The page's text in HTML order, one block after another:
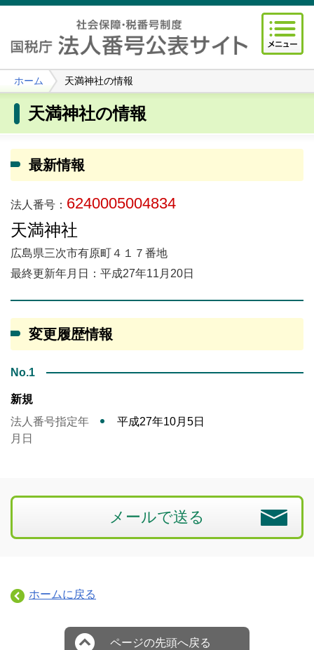
ホーム 天満神社の情報
天満神社の情報
最新情報
法人番号： 6240005004834
天満神社
広島県三次市有原町４１７番地
最終更新年月日：平成27年11月20日
変更履歴情報
No.1
新規
法人番号指定年
月日
平成27年10月5日
メールで送る
ホームに戻る
ページの先頭へ戻る